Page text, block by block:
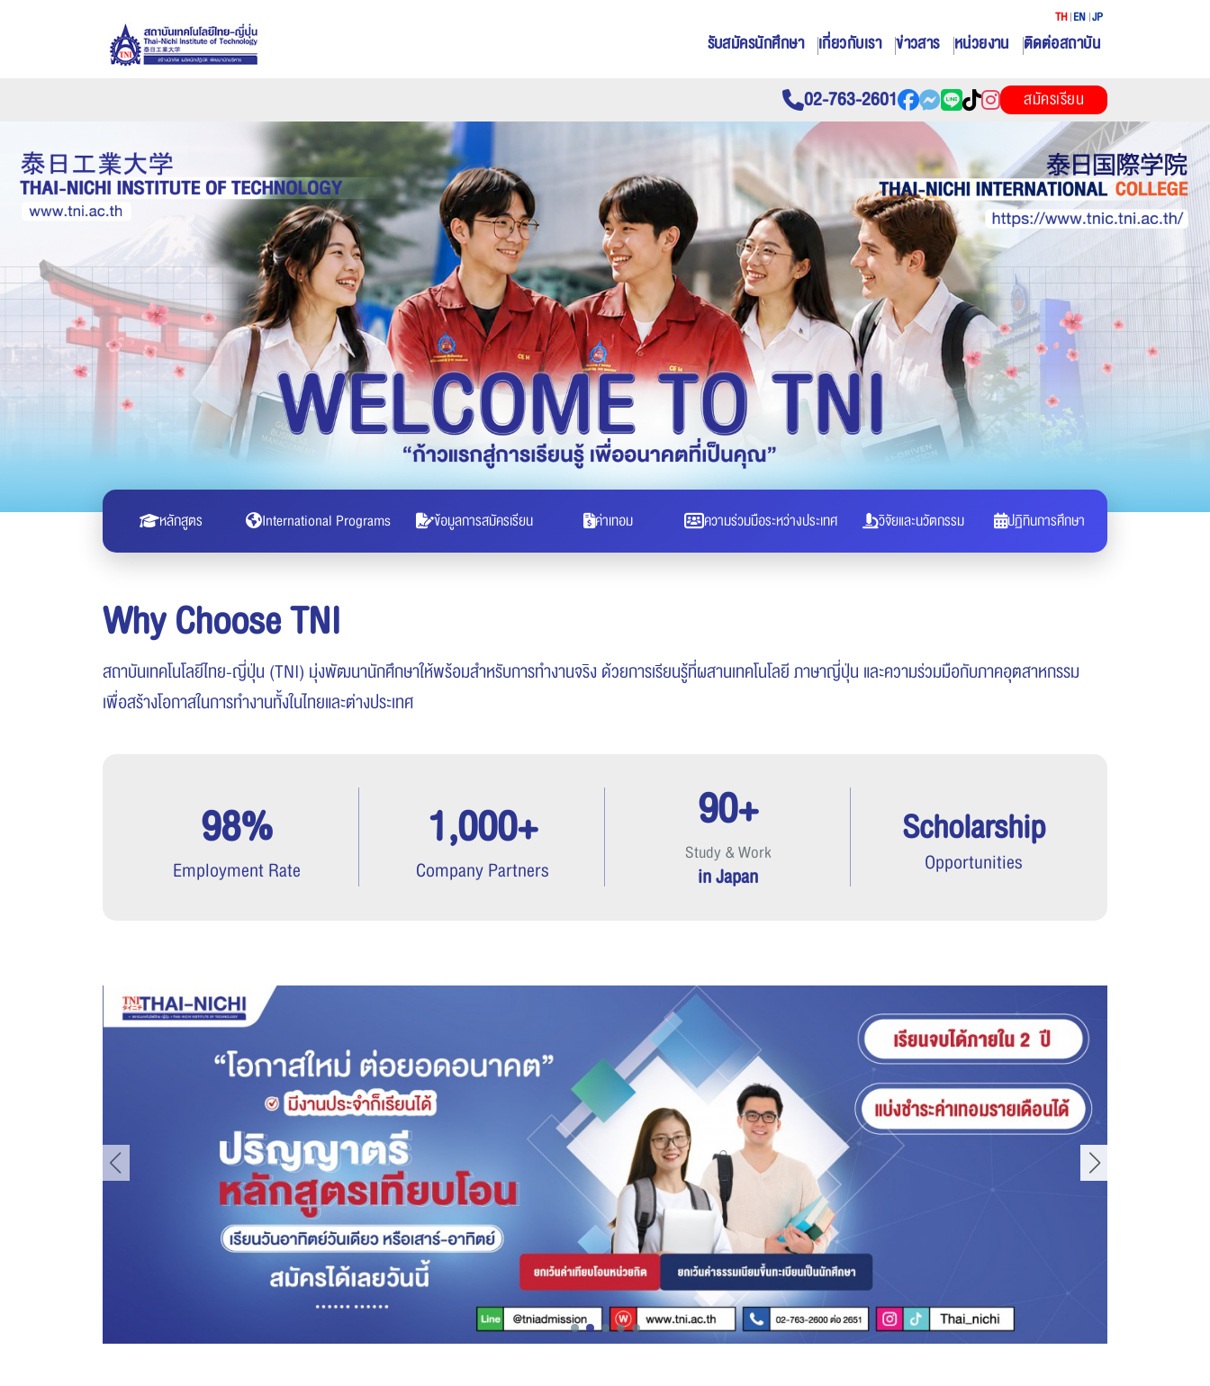
รับสมัครนักศึกษา เกี่ยวกับเรา ข่าวสาร หน่วยงาน ติดต่อสถาบัน
TH EN JP
02-763-2601 สมัครเรียน
หลักสูตร International Programs ข้อมูลการสมัครเรียน ค่าเทอม ความร่วมมือระหว่างประเทศ วิจัยและนวัตกรรม ปฏิทินการศึกษา
Why Choose TNI
สถาบันเทคโนโลยีไทย-ญี่ปุ่น (TNI) มุ่งพัฒนานักศึกษาให้พร้อมสำหรับการทำงานจริง ด้วยการเรียนรู้ที่ผสานเทคโนโลยี ภาษาญี่ปุ่น และความร่วมมือกับภาคอุตสาหกรรม
เพื่อสร้างโอกาสในการทำงานทั้งในไทยและต่างประเทศ
98%
Employment Rate
1,000+
Company Partners
90+
Study & Work
in Japan
Scholarship
Opportunities